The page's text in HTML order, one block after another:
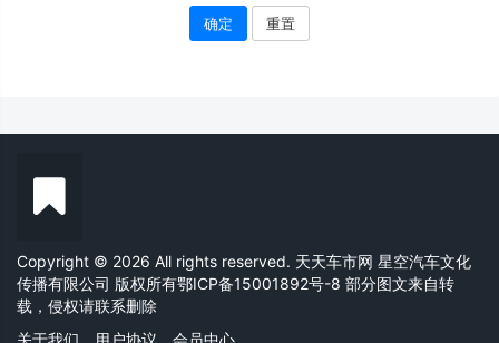
确定 重置
Copyright © 2026 All rights reserved. 天天车市网 星空汽车文化
传播有限公司 版权所有鄂ICP备15001892号-8 部分图文来自转
载，侵权请联系删除
关于我们
用户协议 会员中心